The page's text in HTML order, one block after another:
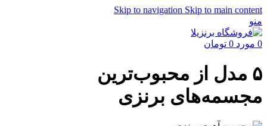
Skip to navigation Skip to main content
منو
0 مورد 0 تومان
۵ مدل از محبوب‌ترین
مجسمه‌های برنزی